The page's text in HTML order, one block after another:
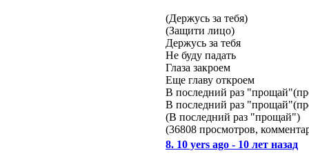
(Держусь за тебя)
(Защити лицо)
Держусь за тебя
Не буду падать
Глаза закроем
Еще главу откроем
В последний раз
В последний раз
(В последний раз "прощай")
(36808 просмотров,
8. 10 yers ago - 10 лет назад